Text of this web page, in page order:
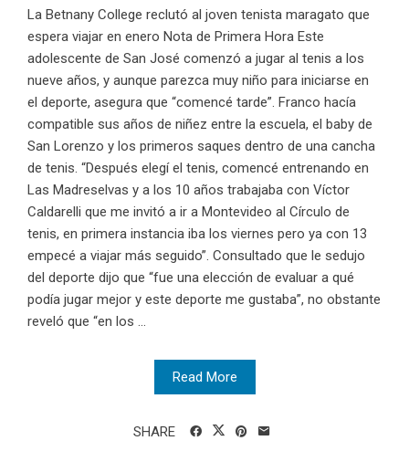
La Betnany College reclutó al joven tenista maragato que
espera viajar en enero Nota de Primera Hora Este
adolescente de San José comenzó a jugar al tenis a los
nueve años, y aunque parezca muy niño para iniciarse en
el deporte, asegura que “comencé tarde”. Franco hacía
compatible sus años de niñez entre la escuela, el baby de
San Lorenzo y los primeros saques dentro de una cancha
de tenis. “Después elegí el tenis, comencé entrenando en
Las Madreselvas y a los 10 años trabajaba con Víctor
Caldarelli que me invitó a ir a Montevideo al Círculo de
tenis, en primera instancia iba los viernes pero ya con 13
empecé a viajar más seguido”. Consultado que le sedujo
del deporte dijo que “fue una elección de evaluar a qué
podía jugar mejor y este deporte me gustaba”, no obstante
reveló que “en los ...
Read More
SHARE